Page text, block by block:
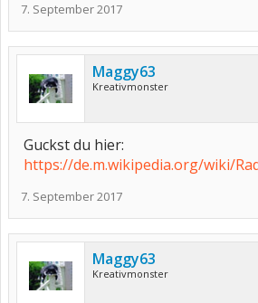
7. September 2017
Maggy63
Kreativmonster
Guckst du hier:
https://de.m.wikipedia.org/wiki/
7. September 2017
Maggy63
Kreativmonster